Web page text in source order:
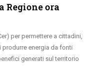
Regione ora
per permettere a cittadini,
energia da fonti
generati sul territorio